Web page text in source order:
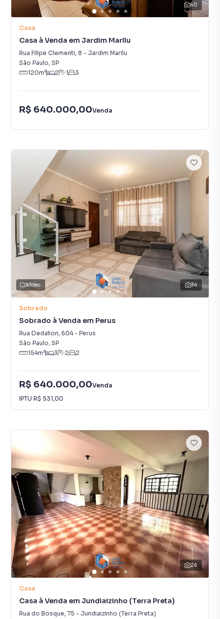
60
Casa
Casa à Venda em Jardim Marilu
Rua Filipe Clementi, 8 - Jardim Marilu
São Paulo, SP
120m² 2 1 3
R$ 640.000,00Venda
34
Vídeo
Sobrado
Sobrado à Venda em Perus
Rua Dedalion, 604- Perus
São Paulo, SP
154m² 3 2 2
R$ 640.000,00Venda
IPTU R$ 531,00
26
Casa
Casa à Venda em Jundiaizinho (Terra Preta)
Rua do Bosque, 75 - Jundiaizinho (Terra Preta)